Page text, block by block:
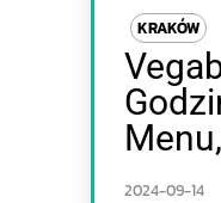
KRAKÓW
2024-09-14